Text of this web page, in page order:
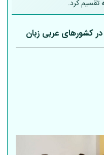
تقسیم کرد.
در کشورهای عربی زبان